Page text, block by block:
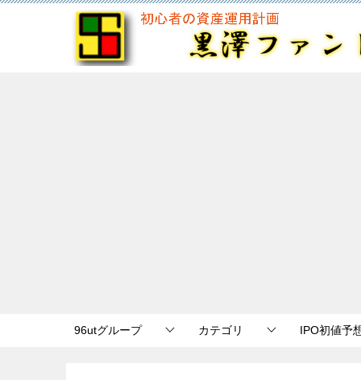
96utグループ カテゴリ IPO初値予